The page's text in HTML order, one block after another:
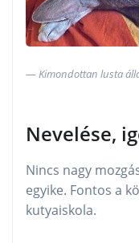
Kimondottan lusta
Nevelése,
Nincs nagy
egyike. Fontos a
kutyaiskola.